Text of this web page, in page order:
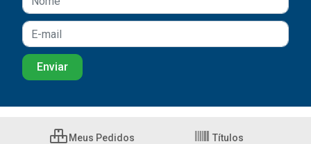
Meus Pedidos Títulos